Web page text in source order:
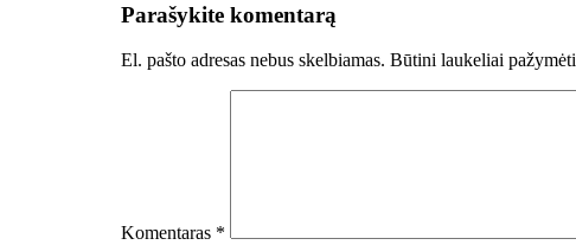
įrašų
Parašykite komentarą
El. pašto adresas nebus skelbiamas. Būtini laukeliai pažymėti
Komentaras *